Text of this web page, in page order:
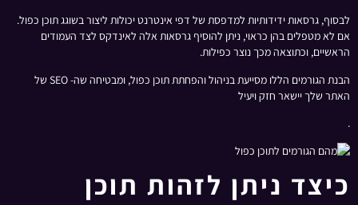
לבסוף, גרסאות ידידותיות למדפסת של דפי אינטרנט יכולות ליצור בשוגג תוכן כפול.
אם לא מטפלים בהן כראוי, ניתן להוסיף גרסאות אלה לאינדקס לצד העמודים
הראשיים, וכתוצאה מכך נוצר כפילות.
הבנת הגורמים הללו מסייעת בניהול והפחתת תוכן כפול, ומבטיחה שה- SEO של
האתר שלך יישאר חזק ויעיל
.
כיצד ניתן לזהות תוכן